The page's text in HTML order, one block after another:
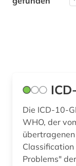
klassik (1)
Die ICD-10-
WHO, der
Problems"